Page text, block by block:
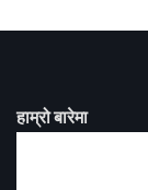
हाम्रो बारेमा